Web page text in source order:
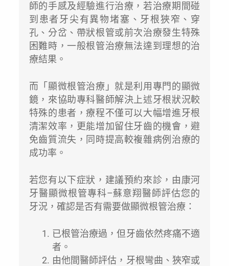
師的手感及經驗進行治療，若治療期間碰
到患者牙尖有異物堵塞、牙根狹窄、穿
孔、分岔、帶狀根管或前次治療發生特殊
困難時，一般根管治療無法達到理想的治
療結果。
而「顯微根管治療」就是利用專門的顯微
鏡，來協助專科醫師解決上述牙根狀況較
特殊的患者，療程不僅可以大幅增進牙根
清潔效率，更能增加留住牙齒的機會，避
免齒質流失，同時提高較複雜病例治療的
成功率。
若您有以下症狀，建議預約來診，由康河
牙醫顯微根管專科–蘇意翔醫師評估您的
牙況，確認是否有需要做顯微根管治療：
已根管治療過，但牙齒依然疼痛不適
者。
由他間醫師評估，牙根彎曲、狹窄或